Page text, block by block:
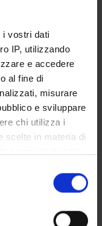
i vostri dati
IP, utilizzando
e accedere
al fine di
misurare
e sviluppare
chi utilizza i
scelte in materia di
in qualsiasi
o facendo clic